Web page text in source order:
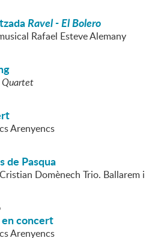
Ravel - El Bolero
Rafael Esteve Alemany
Quartet
Arenyencs
de Pasqua
Domènech Trio. Ballarem i
en concert
Arenyencs